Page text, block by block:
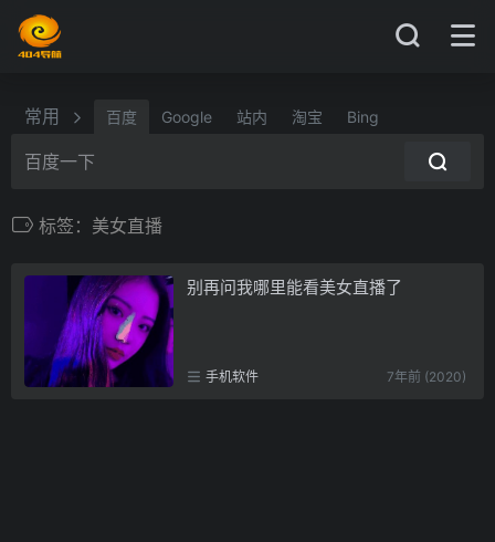
常用 百度 Google 站内 淘宝 Bing
标签：美女直播
别再问我哪里能看美女直播了
手机软件 7年前 (2020)